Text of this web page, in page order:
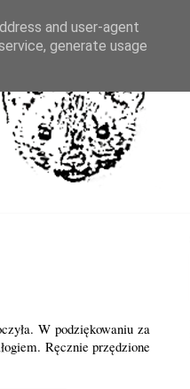
W podziękowaniu za
Ręcznie przędzione
and user-agent
generate usage